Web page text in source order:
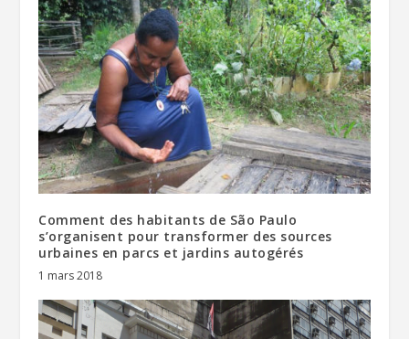
Comment des habitants de São Paulo
s’organisent pour transformer des sources
urbaines en parcs et jardins autogérés
1 mars 2018